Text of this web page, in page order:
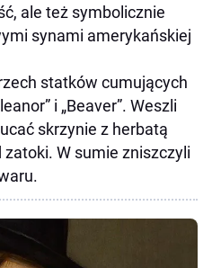
ale też symbolicznie
synami amerykańskiej
statków cumujących
i „Beaver”. Weszli
skrzynie z herbatą
W sumie zniszczyli